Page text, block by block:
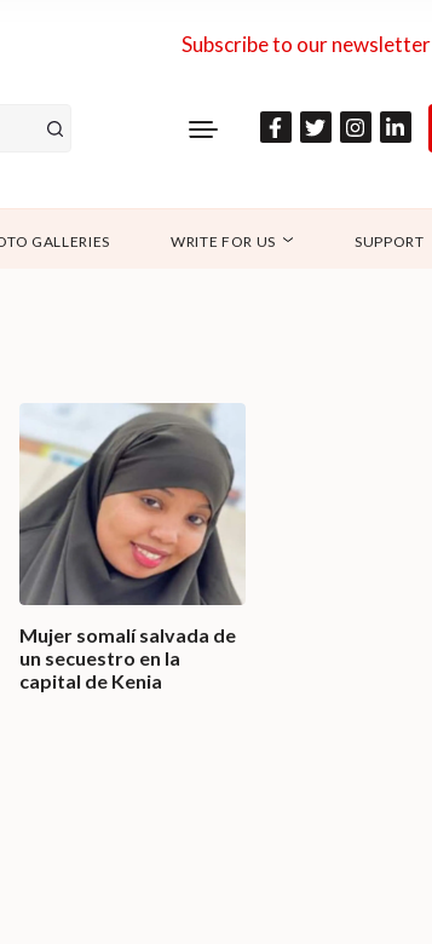
Subscribe to our newsletter
GALLERIES WRITE FOR US SUPPORT
Mujer somalí salvada de
un secuestro en la
capital de Kenia